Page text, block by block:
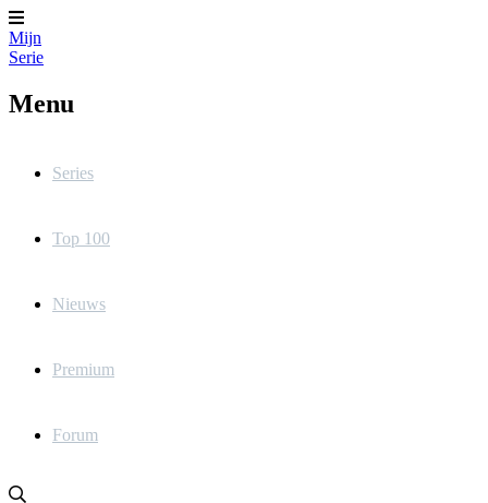
Mijn
Serie
Menu
Series
Top 100
Nieuws
Premium
Forum